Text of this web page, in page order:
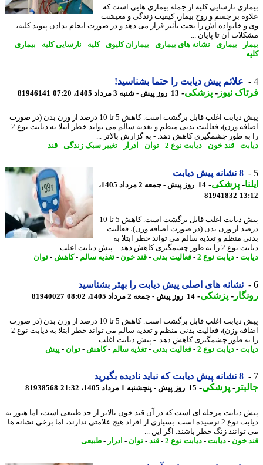
نارسایی کلیه از جمله بیماری هایی است که
بر جسم و روح بیمار، کیفیت زندگی و معیشت
خانواده اش را تحت تأثیر قرار می دهد و در صورت انجام ندادن پیوند کلیه،
آن تا پایان ...
-بیماری- نشانه های بیماری- بیماران کلیوی-کلیه-نارسایی کلیه-بیماری
علائم پیش دیابت را حتما بشناسید!
نیوز-پزشکی-13 روز پیش - شنبه 3 مرداد 1405، 07:20 81946141
پیش دیابت اغلب قابل برگشت است. کاهش 5 تا 10 درصد از وزن بدن (در صورت
اضافه وزن)، فعالیت بدنی منظم و تغذیه سالم می تواند خطر ابتلا به دیابت نوع 2
طور چشمگیری کاهش دهد. - به گزارش بالاتر ...
-قند خون-دیابت نوع 2 -توان- ادرار - تغییر سبک زندگی-قند
8 نشانه پیش دیابت
-پزشکی-
14 روز پیش - جمعه 2 مرداد 1405،
81941832
پیش دیابت اغلب قابل برگشت است. کاهش 5 تا 10
از وزن بدن (در صورت اضافه وزن)، فعالیت
منظم و تغذیه سالم می تواند خطر ابتلا به
چشمگیری کاهش دهد. - پیش دیابت اغلب ...
-دیابت نوع 2 -فعالیت بدنی-قند خون-تغذیه سالم-کاهش-توان
نشانه های اصلی پیش دیابت را بهتر بشناسید
-پزشکی-14 روز پیش - جمعه 2 مرداد 1405، 08:02 81940027
پیش دیابت اغلب قابل برگشت است. کاهش 5 تا 10 درصد از وزن بدن (در صورت
اضافه وزن)، فعالیت بدنی منظم و تغذیه سالم می تواند خطر ابتلا به دیابت نوع 2
طور چشمگیری کاهش دهد. - پیش دیابت اغلب ...
-دیابت نوع 2 -فعالیت بدنی-تغذیه سالم-کاهش-توان- پیش
8 نشانه پیش دیابت که نباید نادیده بگیرید
-پزشکی-15 روز پیش - پنجشنبه 1 مرداد 1405، 21:32 81938568
دیابت مرحله ای است که در آن قند خون بالاتر از حد طبیعی است، اما هنوز به
دیابت نوع 2 نرسیده است. بسیاری از افراد هیچ علامتی ندارند، اما برخی نشانه ها
زنگ خطر باشند. اگر این ...
خون-دیابت-دیابت نوع 2 -قند -توان- ادرار - طبیعی